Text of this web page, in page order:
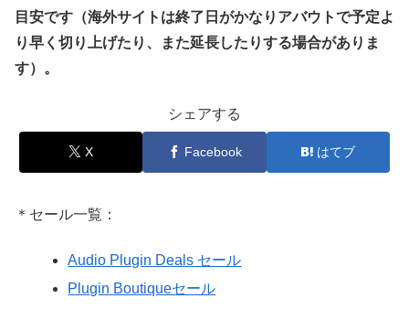
目安です（海外サイトは終了日がかなりアバウトで予定よ
り早く切り上げたり、また延長したりする場合がありま
す）。
シェアする
X Facebook はてブ
＊セール一覧：
Audio Plugin Deals セール
Plugin Boutiqueセール